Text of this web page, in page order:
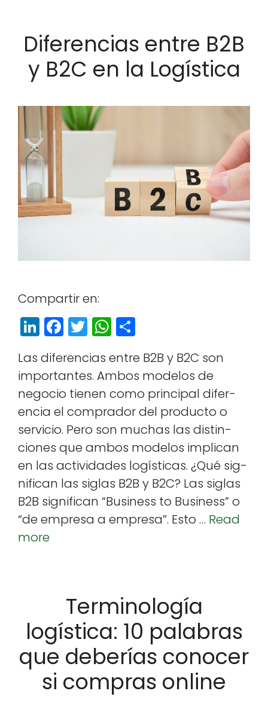
Diferencias entre B2B
y B2C en la Logística
Com­par­tir en:
Li
n
k
e
dI
n
F
a
c
e
b
o
o
k
T
w
itt
e
r
W
h
a
ts
A
p
p
a
r
e
Las difer­en­cias entre B2B y B2C son
impor­tantes. Ambos mod­e­los de
nego­cio tienen como prin­ci­pal difer­
en­cia el com­prador del pro­duc­to o
ser­vi­cio. Pero son muchas las dis­tin­
ciones que ambos mod­e­los impli­can
en las activi­dades logís­ti­cas. ¿Qué sig­
nif­i­can las siglas B2B y B2C? Las siglas
B2B sig­nif­i­can “Busi­ness to Busi­ness” o
“de empre­sa a empre­sa”. Esto … Read
more
Terminología
logística: 10 palabras
que deberías conocer
si compras online